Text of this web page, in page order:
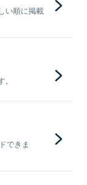
い順に掲載
できま